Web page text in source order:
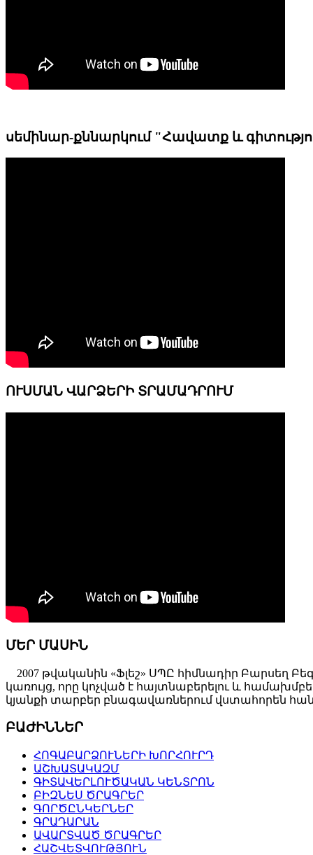
սեմինար-քննարկում "Հավատք և
ՈՒՍՄԱՆ ՎԱՐՁԵՐԻ ՏՐԱՄԱԴՐՈՒՄ
ՄԵՐ ՄԱՍԻՆ
2007 թվականին «Ֆլեշ» ՍՊԸ հիմնադիր Բարսեղ
կառույց, որը կոչված է հայտնաբերելու և
կյանքի տարբեր բնագավառներում վստահորեն
ԲԱԺԻՆՆԵՐ
ՀՈԳԱԲԱՐՁՈՒՆԵՐԻ ԽՈՐՀՈՒՐԴ
ԱՇԽԱՏԱԿԱԶՄ
ԳԻՏԱՎԵՐԼՈՒԾԱԿԱՆ ԿԵՆՏՐՈՆ
ԲԻԶՆԵՍ ԾՐԱԳՐԵՐ
ԳՈՐԾԸՆԿԵՐՆԵՐ
ԳՐԱԴԱՐԱՆ
ԱՎԱՐՏՎԱԾ ԾՐԱԳՐԵՐ
ՀԱՇՎԵՏՎՈՒԹՅՈՒՆ